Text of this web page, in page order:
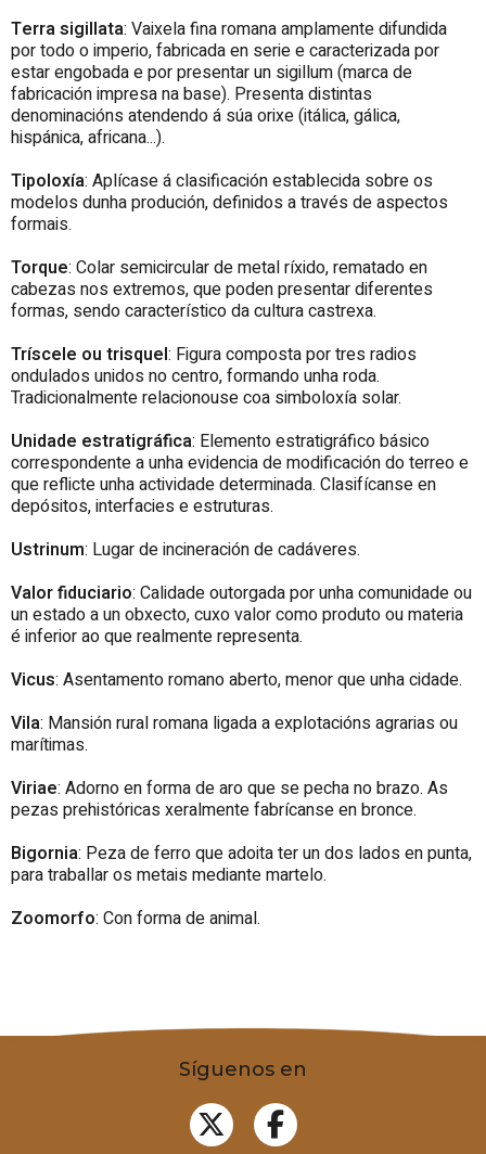
Terra sigillata: Vaixela fina romana amplamente difundida
por todo o imperio, fabricada en serie e caracterizada por
estar engobada e por presentar un sigillum (marca de
fabricación impresa na base). Presenta distintas
denominacións atendendo á súa orixe (itálica, gálica,
hispánica, africana...).
Tipoloxía: Aplícase á clasificación establecida sobre os
modelos dunha produción, definidos a través de aspectos
formais.
Torque: Colar semicircular de metal ríxido, rematado en
cabezas nos extremos, que poden presentar diferentes
formas, sendo característico da cultura castrexa.
Tríscele ou trisquel: Figura composta por tres radios
ondulados unidos no centro, formando unha roda.
Tradicionalmente relacionouse coa simboloxía solar.
Unidade estratigráfica: Elemento estratigráfico básico
correspondente a unha evidencia de modificación do terreo e
que reflicte unha actividade determinada. Clasifícanse en
depósitos, interfacies e estruturas.
Ustrinum: Lugar de incineración de cadáveres.
Valor fiduciario: Calidade outorgada por unha comunidade ou
un estado a un obxecto, cuxo valor como produto ou materia
é inferior ao que realmente representa.
Vicus: Asentamento romano aberto, menor que unha cidade.
Vila: Mansión rural romana ligada a explotacións agrarias ou
marítimas.
Viriae: Adorno en forma de aro que se pecha no brazo. As
pezas prehistóricas xeralmente fabrícanse en bronce.
Bigornia: Peza de ferro que adoita ter un dos lados en punta,
para traballar os metais mediante martelo.
Zoomorfo: Con forma de animal.
Síguenos en